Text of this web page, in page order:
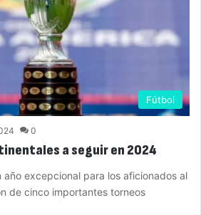
Fútbol
0
a seguir en 2024
año excepcional para los aficionados al
de cinco importantes torneos